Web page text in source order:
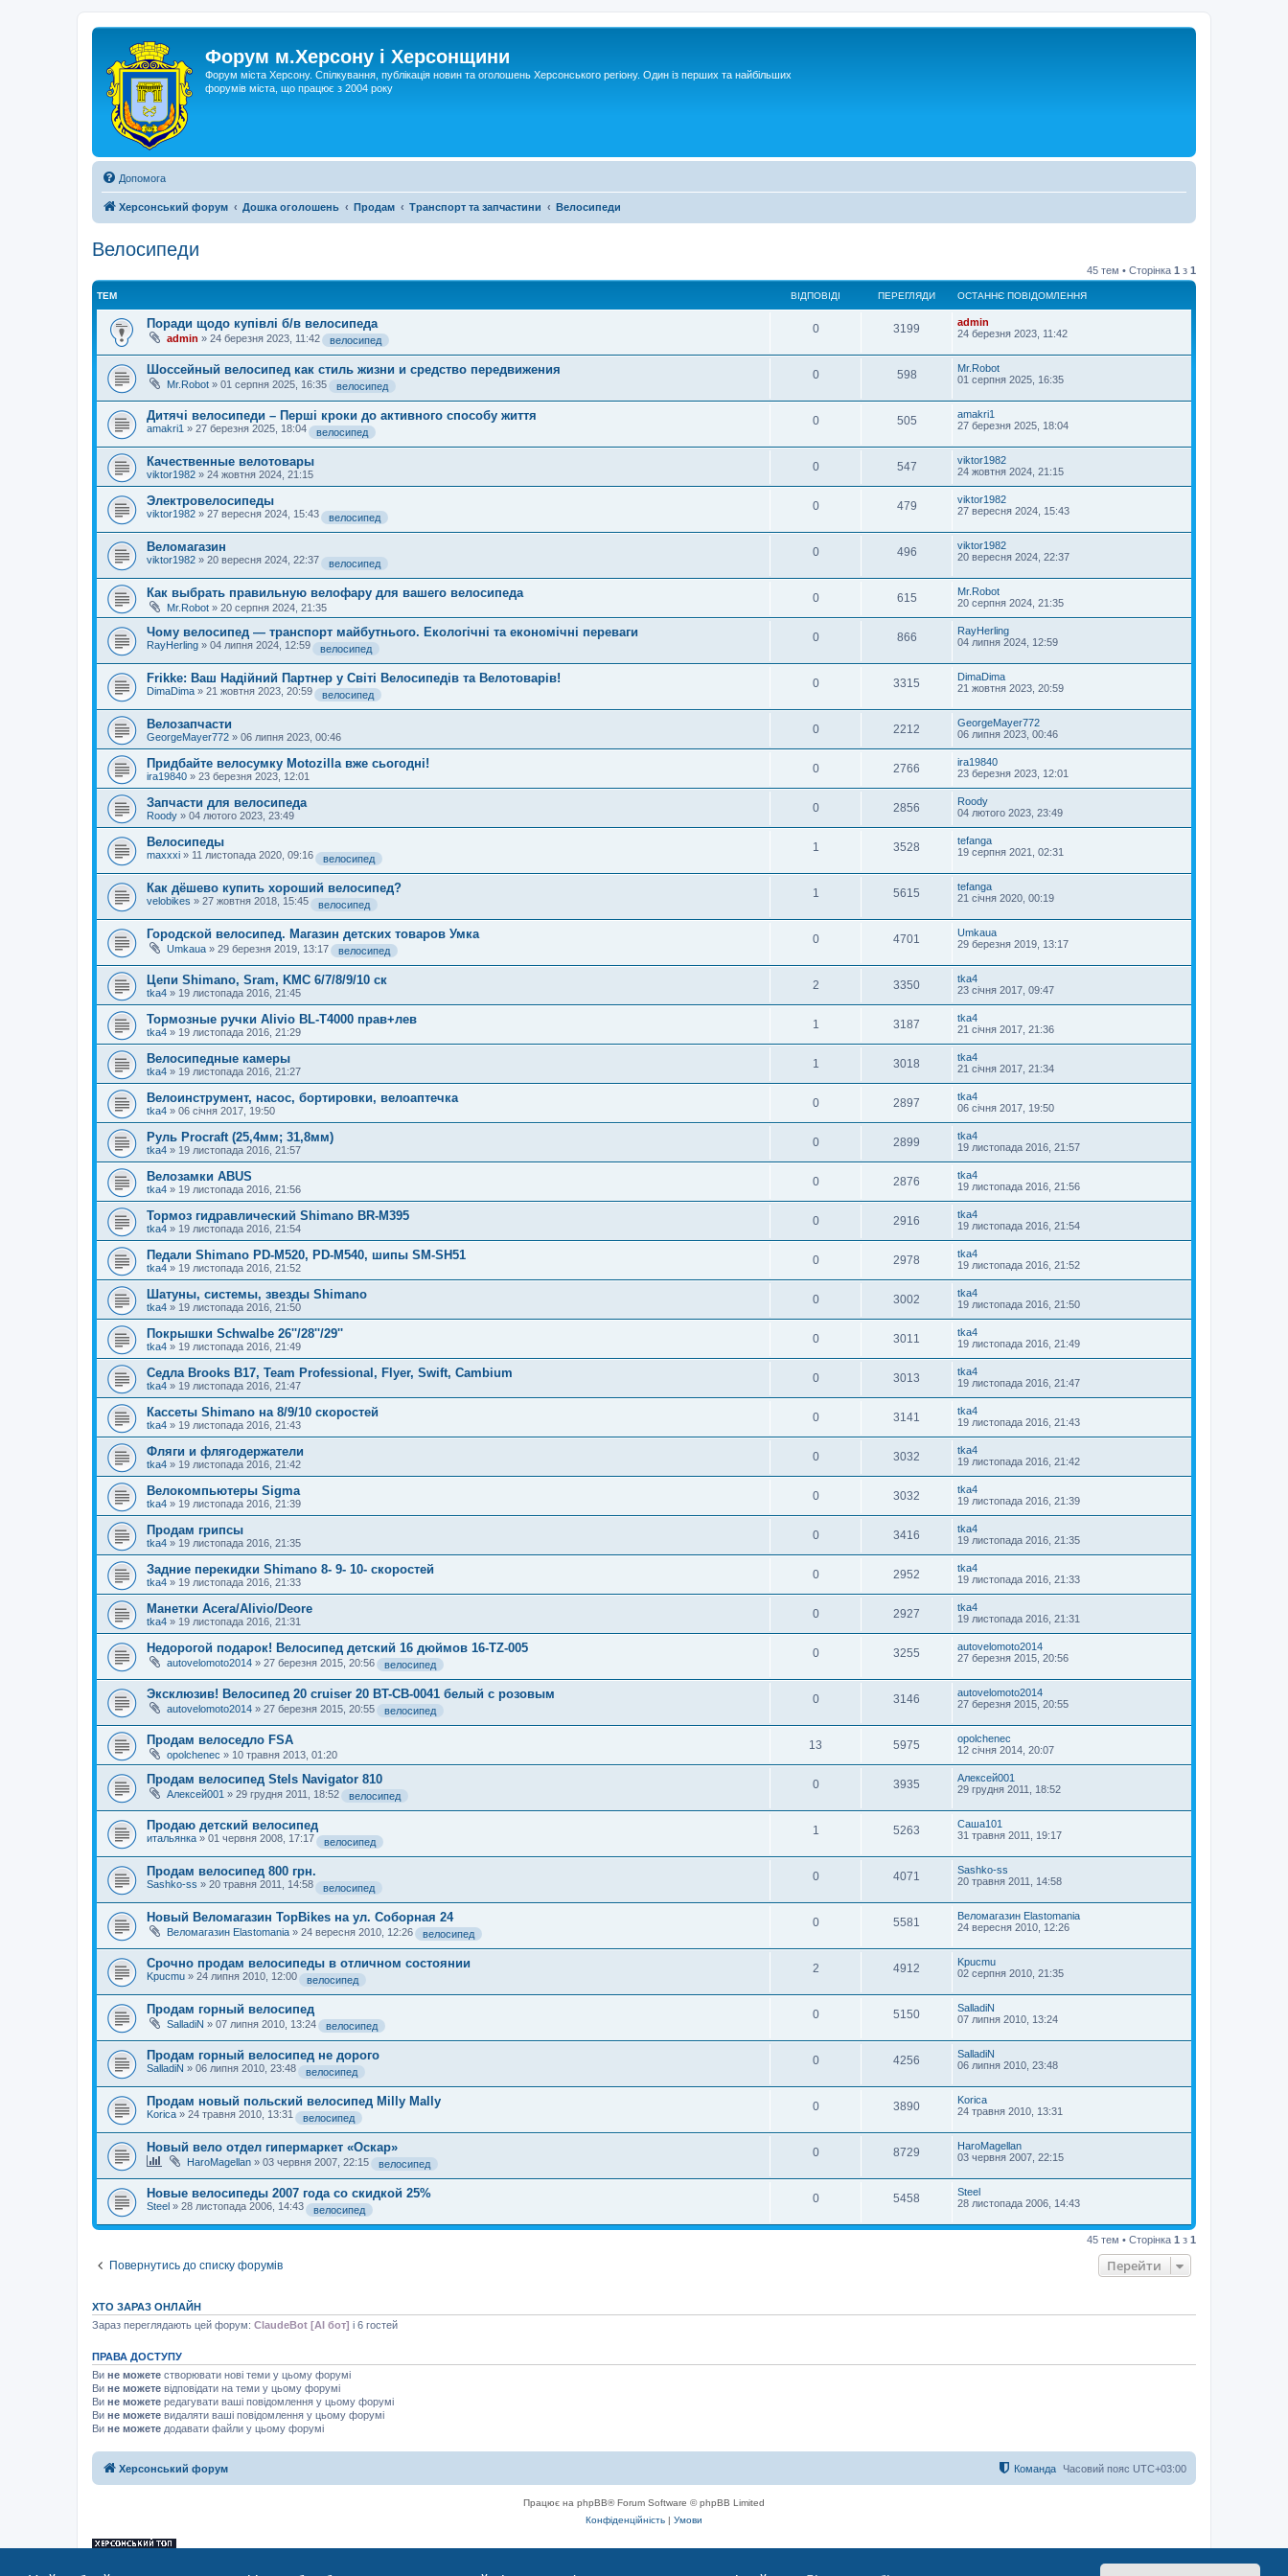
Форум м.Херсону і Херсонщини
Форум міста Херсону. Спілкування, публікація новин та оголошень Херсонського регіону. Один із перших та найбільших
форумів міста, що працює з 2004 року
Допомога
Херсонський форум Дошка оголошень Продам Транспорт та запчастини Велосипеди
Велосипеди
45 тем • Сторінка 1 з 1
ТЕМ ВІДПОВІДІ ПЕРЕГЛЯДИ ОСТАННЄ ПОВІДОМЛЕННЯ
Поради щодо купівлі б/в велосипеда
admin » 24 березня 2023, 11:42 велосипед
0 3199
admin
24 березня 2023, 11:42
Шоссейный велосипед как стиль жизни и средство передвижения
Mr.Robot » 01 серпня 2025, 16:35 велосипед
0 598
Mr.Robot
01 серпня 2025, 16:35
Дитячі велосипеди – Перші кроки до активного способу життя
amakri1 » 27 березня 2025, 18:04 велосипед
0 505
amakri1
27 березня 2025, 18:04
Качественные велотовары
viktor1982 » 24 жовтня 2024, 21:15
0 547
viktor1982
24 жовтня 2024, 21:15
Электровелосипеды
viktor1982 » 27 вересня 2024, 15:43 велосипед
0 479
viktor1982
27 вересня 2024, 15:43
Веломагазин
viktor1982 » 20 вересня 2024, 22:37 велосипед
0 496
viktor1982
20 вересня 2024, 22:37
Как выбрать правильную велофару для вашего велосипеда
Mr.Robot » 20 серпня 2024, 21:35
0 615
Mr.Robot
20 серпня 2024, 21:35
Чому велосипед — транспорт майбутнього. Екологічні та економічні переваги
RayHerling » 04 липня 2024, 12:59 велосипед
0 866
RayHerling
04 липня 2024, 12:59
Frikke: Ваш Надійний Партнер у Світі Велосипедів та Велотоварів!
DimaDima » 21 жовтня 2023, 20:59 велосипед
0 3315
DimaDima
21 жовтня 2023, 20:59
Велозапчасти
GeorgeMayer772 » 06 липня 2023, 00:46
0 2212
GeorgeMayer772
06 липня 2023, 00:46
Придбайте велосумку Motozilla вже сьогодні!
ira19840 » 23 березня 2023, 12:01
0 2766
ira19840
23 березня 2023, 12:01
Запчасти для велосипеда
Roody » 04 лютого 2023, 23:49
0 2856
Roody
04 лютого 2023, 23:49
Велосипеды
maxxxi » 11 листопада 2020, 09:16 велосипед
1 3528
tefanga
19 серпня 2021, 02:31
Как дёшево купить хороший велосипед?
velobikes » 27 жовтня 2018, 15:45 велосипед
1 5615
tefanga
21 січня 2020, 00:19
Городской велосипед. Магазин детских товаров Умка
Umkaua » 29 березня 2019, 13:17 велосипед
0 4701
Umkaua
29 березня 2019, 13:17
Цепи Shimano, Sram, KMC 6/7/8/9/10 ск
tka4 » 19 листопада 2016, 21:45
2 3350
tka4
23 січня 2017, 09:47
Тормозные ручки Alivio BL-T4000 прав+лев
tka4 » 19 листопада 2016, 21:29
1 3187
tka4
21 січня 2017, 21:36
Велосипедные камеры
tka4 » 19 листопада 2016, 21:27
1 3018
tka4
21 січня 2017, 21:34
Велоинструмент, насос, бортировки, велоаптечка
tka4 » 06 січня 2017, 19:50
0 2897
tka4
06 січня 2017, 19:50
Руль Procraft (25,4мм; 31,8мм)
tka4 » 19 листопада 2016, 21:57
0 2899
tka4
19 листопада 2016, 21:57
Велозамки ABUS
tka4 » 19 листопада 2016, 21:56
0 2876
tka4
19 листопада 2016, 21:56
Тормоз гидравлический Shimano BR-M395
tka4 » 19 листопада 2016, 21:54
0 2916
tka4
19 листопада 2016, 21:54
Педали Shimano PD-M520, PD-M540, шипы SM-SH51
tka4 » 19 листопада 2016, 21:52
0 2978
tka4
19 листопада 2016, 21:52
Шатуны, системы, звезды Shimano
tka4 » 19 листопада 2016, 21:50
0 3002
tka4
19 листопада 2016, 21:50
Покрышки Schwalbe 26''/28''/29''
tka4 » 19 листопада 2016, 21:49
0 3011
tka4
19 листопада 2016, 21:49
Седла Brooks B17, Team Professional, Flyer, Swift, Cambium
tka4 » 19 листопада 2016, 21:47
0 3013
tka4
19 листопада 2016, 21:47
Кассеты Shimano на 8/9/10 скоростей
tka4 » 19 листопада 2016, 21:43
0 3141
tka4
19 листопада 2016, 21:43
Фляги и флягодержатели
tka4 » 19 листопада 2016, 21:42
0 3032
tka4
19 листопада 2016, 21:42
Велокомпьютеры Sigma
tka4 » 19 листопада 2016, 21:39
0 3032
tka4
19 листопада 2016, 21:39
Продам грипсы
tka4 » 19 листопада 2016, 21:35
0 3416
tka4
19 листопада 2016, 21:35
Задние перекидки Shimano 8- 9- 10- скоростей
tka4 » 19 листопада 2016, 21:33
0 2952
tka4
19 листопада 2016, 21:33
Манетки Acera/Alivio/Deore
tka4 » 19 листопада 2016, 21:31
0 2927
tka4
19 листопада 2016, 21:31
Недорогой подарок! Велосипед детский 16 дюймов 16-TZ-005
autovelomoto2014 » 27 березня 2015, 20:56 велосипед
0 3255
autovelomoto2014
27 березня 2015, 20:56
Эксклюзив! Велосипед 20 сruiser 20 BT-CB-0041 белый с розовым
autovelomoto2014 » 27 березня 2015, 20:55 велосипед
0 3146
autovelomoto2014
27 березня 2015, 20:55
Продам велоседло FSA
opolchenec » 10 травня 2013, 01:20
13 5975
opolchenec
12 січня 2014, 20:07
Продам велосипед Stels Navigator 810
Алексей001 » 29 грудня 2011, 18:52 велосипед
0 3935
Алексей001
29 грудня 2011, 18:52
Продаю детский велосипед
итальянка » 01 червня 2008, 17:17 велосипед
1 5263
Саша101
31 травня 2011, 19:17
Продам велосипед 800 грн.
Sashko-ss » 20 травня 2011, 14:58 велосипед
0 4071
Sashko-ss
20 травня 2011, 14:58
Новый Веломагазин TopBikes на ул. Соборная 24
Веломагазин Elastomania » 24 вересня 2010, 12:26 велосипед
0 5581
Веломагазин Elastomania
24 вересня 2010, 12:26
Срочно продам велосипеды в отличном состоянии
Kpucmu » 24 липня 2010, 12:00 велосипед
2 4912
Kpucmu
02 серпня 2010, 21:35
Продам горный велосипед
SalladiN » 07 липня 2010, 13:24 велосипед
0 5150
SalladiN
07 липня 2010, 13:24
Продам горный велосипед не дорого
SalladiN » 06 липня 2010, 23:48 велосипед
0 4256
SalladiN
06 липня 2010, 23:48
Продам новый польский велосипед Milly Mally
Korica » 24 травня 2010, 13:31 велосипед
0 3890
Korica
24 травня 2010, 13:31
Новый вело отдел гипермаркет «Оскар»
HaroMagellan » 03 червня 2007, 22:15 велосипед
0 8729
HaroMagellan
03 червня 2007, 22:15
Новые велосипеды 2007 года со скидкой 25%
Steel » 28 листопада 2006, 14:43 велосипед
0 5458
Steel
28 листопада 2006, 14:43
45 тем • Сторінка 1 з 1
Повернутись до списку форумів Перейти
ХТО ЗАРАЗ ОНЛАЙН
Зараз переглядають цей форум: ClaudeBot [AI бот] і 6 гостей
ПРАВА ДОСТУПУ
Ви не можете створювати нові теми у цьому форумі
Ви не можете відповідати на теми у цьому форумі
Ви не можете редагувати ваші повідомлення у цьому форумі
Ви не можете видаляти ваші повідомлення у цьому форумі
Ви не можете додавати файли у цьому форумі
Херсонський форум Часовий пояс UTC+03:00
Команда
Працює на phpBB® Forum Software © phpBB Limited
Конфіденційність | Умови
«Херсонський форум» – приватний, незалежний інтерактивний веб-ресурс, що сприяє комунікації через глобальну мережу Інтернет.